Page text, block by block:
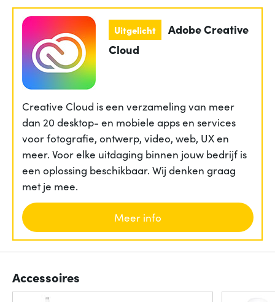
Uitgelicht
Adobe Creative
Cloud
Creative Cloud is een verzameling van meer
dan 20 desktop- en mobiele apps en services
voor fotografie, ontwerp, video, web, UX en
meer. Voor elke uitdaging binnen jouw bedrijf is
een oplossing beschikbaar. Wij denken graag
met je mee.
Meer info
Accessoires